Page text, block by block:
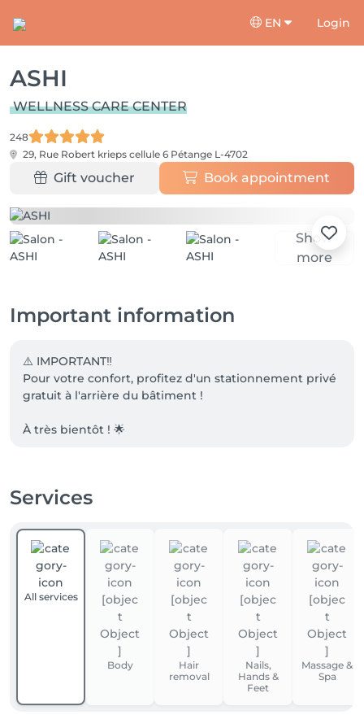
EN Login
ASHI
WELLNESS CARE CENTER
248
29, Rue Robert krieps cellule 6 Pétange L-4702
Gift voucher Book appointment
Show
more
Important information
⚠️ IMPORTANT‼️
Pour votre confort, profitez d'un stationnement privé
gratuit à l'arrière du bâtiment !
À très bientôt ! 🌟
Services
All services
Body
Hair
removal
Nails,
Hands &
Feet
Massage &
Spa